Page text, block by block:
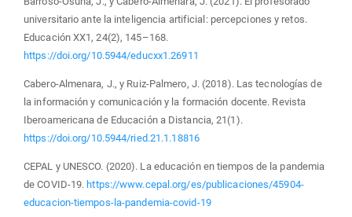
universitario ante la inteligencia artificial: percepciones y retos.
Educación XX1, 24(2), 145–168.
https://doi.org/10.5944/educxx1.26911
Cabero-Almenara, J., y Ruiz-Palmero, J. (2018). Las tecnologías de
la información y comunicación y la formación docente. Revista
Iberoamericana de Educación a Distancia, 21(1).
https://doi.org/10.5944/ried.21.1.18816
CEPAL y UNESCO. (2020). La educación en tiempos de la pandemia
de COVID-19. https://www.cepal.org/es/publicaciones/45904-
educacion-tiempos-la-pandemia-covid-19